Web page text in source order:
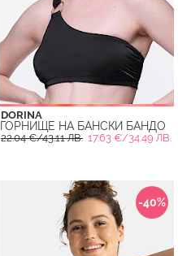
DORINA
ГОРНИЩЕ НА БАНСКИ БАНДО
22.04 €/43.11 ЛВ. 17.63 €/34.49 ЛВ.
-40%